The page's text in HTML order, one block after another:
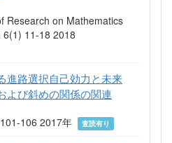
Research on Mathematics
6(1) 11-18 2018
進路選択自己効力と未来
よび斜めの関係の関連
106 2017年
査読有り